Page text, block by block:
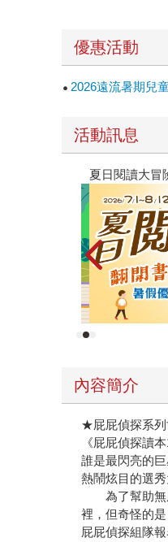
優惠活動
2026遠流暑期兒
活動訊息
遠流童書展75
內容簡介
★屁屁偵探系列
《屁屁偵探讀
誰是最閃亮的巨
熱鬧炫目的選
為了幫助無尾
裡，但奇怪的
屁屁偵探組隊